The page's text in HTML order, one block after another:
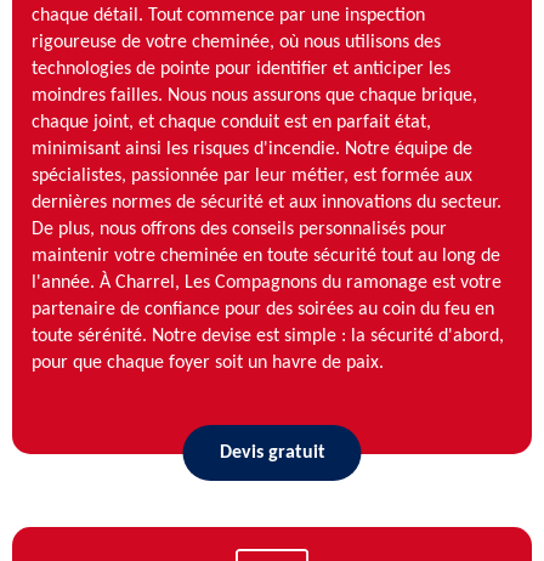
chaque détail. Tout commence par une inspection
rigoureuse de votre cheminée, où nous utilisons des
technologies de pointe pour identifier et anticiper les
moindres failles. Nous nous assurons que chaque brique,
chaque joint, et chaque conduit est en parfait état,
minimisant ainsi les risques d'incendie. Notre équipe de
spécialistes, passionnée par leur métier, est formée aux
dernières normes de sécurité et aux innovations du secteur.
De plus, nous offrons des conseils personnalisés pour
maintenir votre cheminée en toute sécurité tout au long de
l'année. À Charrel, Les Compagnons du ramonage est votre
partenaire de confiance pour des soirées au coin du feu en
toute sérénité. Notre devise est simple : la sécurité d'abord,
pour que chaque foyer soit un havre de paix.
Devis gratuit